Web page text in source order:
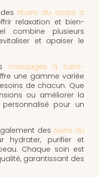
rituels du corps à
relaxation et bien-
combine plusieurs
et apaiser le
massages à Saint-
une gamme variée
de chacun. Que
ou améliorer la
pour un
des soins du
hydrater, purifier et
Chaque soin est
garantissant des